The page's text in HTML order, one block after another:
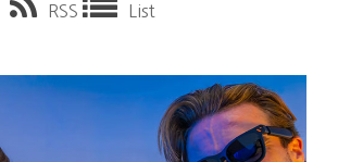
RSS List